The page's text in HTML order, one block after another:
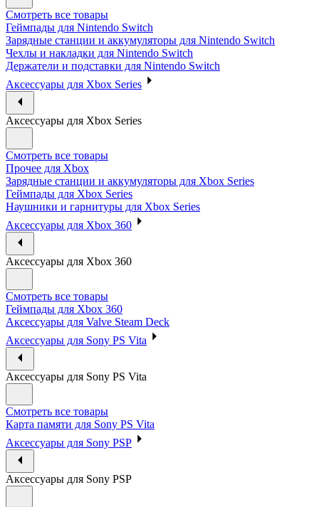
Смотреть все товары
Геймпады для Nintendo Switch
Зарядные станции и аккумуляторы для Nintendo Switch
Чехлы и накладки для Nintendo Switch
Держатели и подставки для Nintendo Switch
Аксессуары для Xbox Series
Аксессуары для Xbox Series
Смотреть все товары
Прочее для Xbox
Зарядные станции и аккумуляторы для Xbox Series
Геймпады для Xbox Series
Наушники и гарнитуры для Xbox Series
Аксессуары для Xbox 360
Аксессуары для Xbox 360
Смотреть все товары
Геймпады для Xbox 360
Аксессуары для Valve Steam Deck
Аксессуары для Sony PS Vita
Аксессуары для Sony PS Vita
Смотреть все товары
Карта памяти для Sony PS Vita
Аксессуары для Sony PSP
Аксессуары для Sony PSP